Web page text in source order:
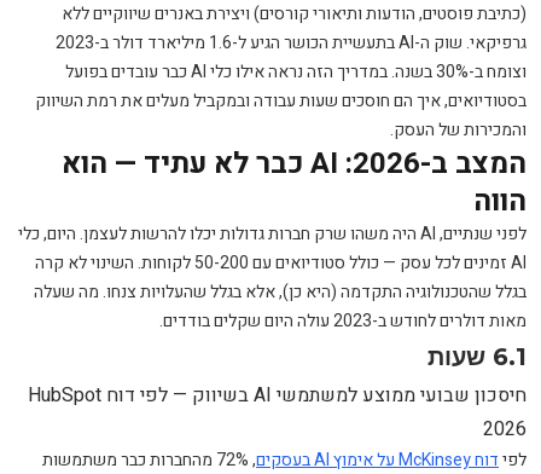
(כתיבת פוסטים, הודעות ותיאורי קורסים) ויצירת באנרים שיווקיים ללא
גרפיקאי. שוק ה-AI בתעשיית הכושר הגיע ל-1.6 מיליארד דולר ב-2023
וצומח ב-30% בשנה. במדריך הזה נראה אילו כלי AI כבר עובדים בפועל
בסטודיואים, איך הם חוסכים שעות עבודה ובמקביל מעלים את רמת השיווק
והמכירות של העסק.
המצב ב-2026: AI כבר לא עתיד — הוא
הווה
לפני שנתיים, AI היה משהו שרק חברות גדולות יכלו להרשות לעצמן. היום, כלי
AI זמינים לכל עסק — כולל סטודיואים עם 50-200 לקוחות. השינוי לא קרה
בגלל שהטכנולוגיה התקדמה (היא כן), אלא בגלל שהעלויות צנחו. מה שעלה
מאות דולרים לחודש ב-2023 עולה היום שקלים בודדים.
6.1 שעות
חיסכון שבועי ממוצע למשתמשי AI בשיווק — לפי דוח HubSpot
2026
לפידוח McKinsey על אימוץ AI בעסקים
, 72% מהחברות כבר משתמשות